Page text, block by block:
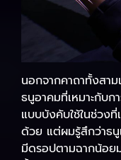
นอกจากคาถาทั้งสา
ธนูอาคมที่เหมาะกับก
แบบบังคับใช้ในช่วง
ด้วย แต่ผมรู้สึกว่าธ
มีดรอปตามฉากน้อย